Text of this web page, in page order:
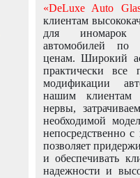
«DeLuxe Auto
клиентам
для иномарок
автомобилей
ценам. Широкий
практически все
модификации
нашим клиентам
нервы,
необходимой
непосредственно
позволяет
и обеспечивать
надежности и